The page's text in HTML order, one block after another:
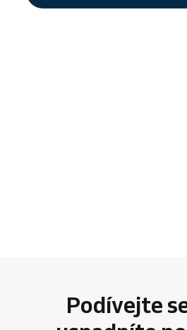
Podívejte